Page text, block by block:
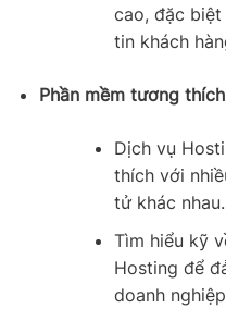
cao, đặc
tin khách
Phần mềm tương
Dịch vụ
thích với
tử khác nhau.
Tìm hiểu kỹ
Hosting để
doanh